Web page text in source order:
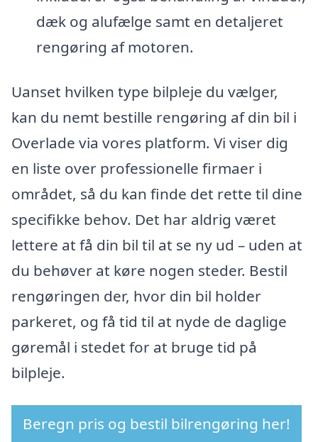
dæk og alufælge samt en detaljeret
rengøring af motoren.
Uanset hvilken type bilpleje du vælger,
kan du nemt bestille rengøring af din bil i
Overlade via vores platform. Vi viser dig
en liste over professionelle firmaer i
området, så du kan finde det rette til dine
specifikke behov. Det har aldrig været
lettere at få din bil til at se ny ud – uden at
du behøver at køre nogen steder. Bestil
rengøringen der, hvor din bil holder
parkeret, og få tid til at nyde de daglige
gøremål i stedet for at bruge tid på
bilpleje.
Beregn pris og bestil bilrengøring her!